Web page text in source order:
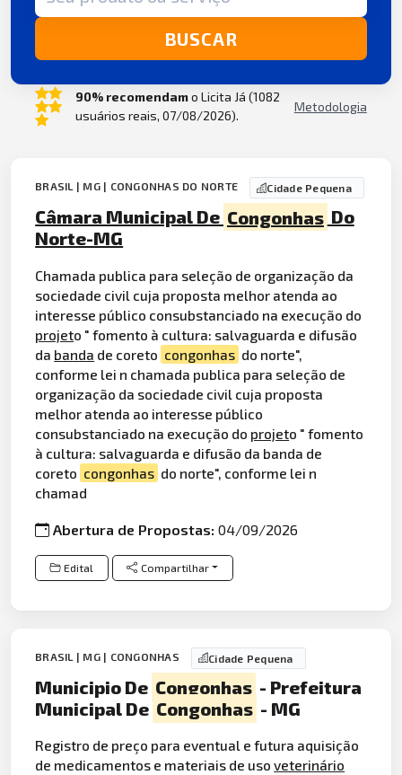
BUSCAR
90% recomendamo Licita Já (1082
usuários reais, 07/08/2026).
Metodologia
BRASIL | MG | CONGONHAS DO NORTE Cidade Pequena
Câmara Municipal De Congonhas Do
Norte-MG
Chamada publica para seleção de organização da
sociedade civil cuja proposta melhor atenda ao
interesse público consubstanciado na execução do
projeto " fomento à cultura: salvaguarda e difusão
da banda de coreto congonhas do norte",
conforme lei n chamada publica para seleção de
organização da sociedade civil cuja proposta
melhor atenda ao interesse público
consubstanciado na execução do projeto " fomento
à cultura: salvaguarda e difusão da banda de
coreto congonhas do norte", conforme lei n
chamad
Abertura de Propostas:04/09/2026
Edital Compartilhar
BRASIL | MG | CONGONHAS Cidade Pequena
Municipio De Congonhas - Prefeitura
Municipal De Congonhas - MG
Registro de preço para eventual e futura aquisição
de medicamentos e materiais de usoveterinário